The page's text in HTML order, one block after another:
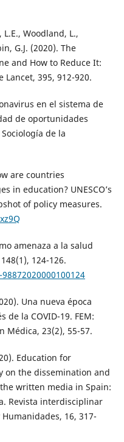
L.E., Woodland, L.,
G.J. (2020). The
and How to Reduce It:
Lancet, 395, 912-920.
en el sistema de
de oportunidades
de la
are countries
in education? UNESCO’s
of policy measures.
amenaza a la salud
124-126.
Una nueva época
de la COVID-19. FEM:
Médica, 23(2), 55-57.
Education for
on the dissemination and
written media in Spain:
Revista interdisciplinar
16, 317-